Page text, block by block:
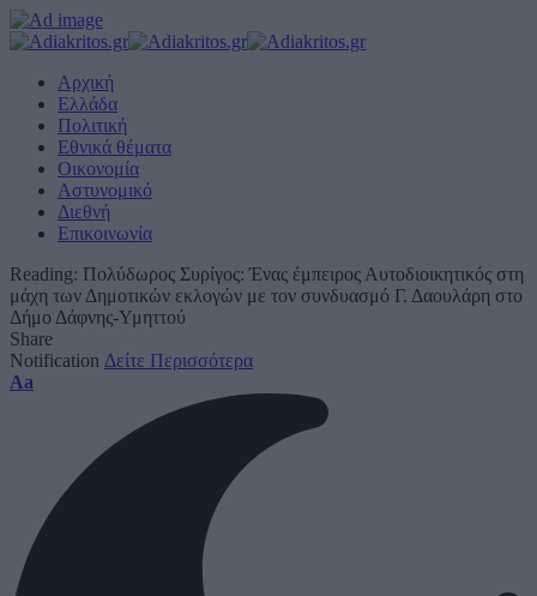
Αρχική
Ελλάδα
Πολιτική
Εθνικά θέματα
Οικονομία
Αστυνομικό
Διεθνή
Επικοινωνία
Reading: Πολύδωρος Συρίγος: Ένας έμπειρος Αυτοδιοικητικός στη
μάχη των Δημοτικών εκλογών με τον συνδυασμό Γ. Δαουλάρη στο
Δήμο Δάφνης-Υμηττού
Share
Notification Δείτε Περισσότερα
Font
Aa